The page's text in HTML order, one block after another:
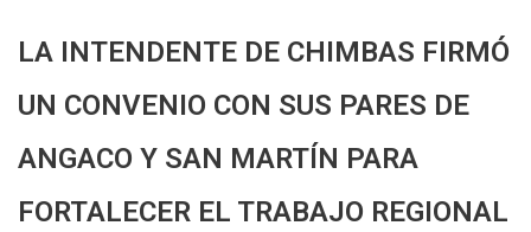
LA INTENDENTE DE CHIMBAS FIRMÓ
UN CONVENIO CON SUS PARES DE
ANGACO Y SAN MARTÍN PARA
FORTALECER EL TRABAJO REGIONAL